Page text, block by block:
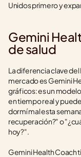
Unidos primero y
Gemini
de salud
La diferencia clave
mercado es Gemini
gráficos: es un
en tiempo real y
dormí mal esta
recuperación?" o
hoy?".
Gemini Health Coach